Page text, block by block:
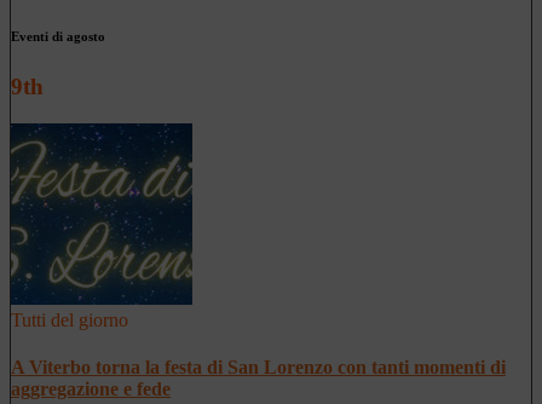
Eventi di agosto
9th
Tutti del giorno
A Viterbo torna la festa di San Lorenzo con tanti momenti di
aggregazione e fede